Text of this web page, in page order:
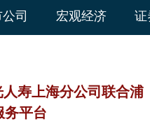
司 宏观经济 证
寿上海分公司联合浦
务平台